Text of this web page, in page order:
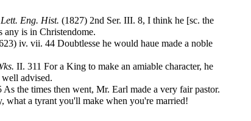
Eng. Hist. (1827) 2nd Ser. III. 8, I think he [sc. the
is in Christendome.
iv. vii. 44 Doubtlesse he would haue made a noble
II. 311 For a King to make an amiable character, he
advised.
As the times then went, Mr. Earl made a very fair pastor.
what a tyrant you'll make when you're married!